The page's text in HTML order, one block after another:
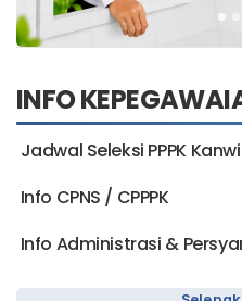
INFO
Jadwal Seleksi PPPK
Info CPNS / CPPPK
Info Administrasi &